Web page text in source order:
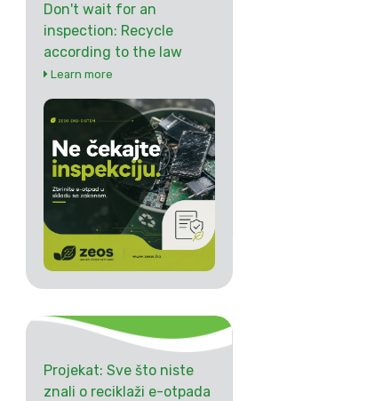
Don't wait for an
inspection: Recycle
according to the law
Learn more
Projekat: Sve što niste
znali o reciklaži e-otpada